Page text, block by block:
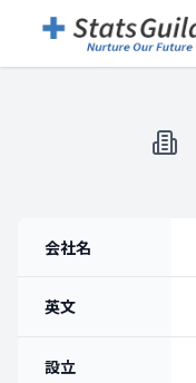
会社名
英文
設立